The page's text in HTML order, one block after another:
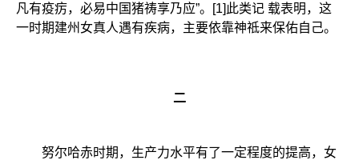
凡有疫疠，必易中国猪祷享乃应”。[1]此类记 载表明，这
一时期建州女真人遇有疾病，主要依靠神祗来保佑自己。
二
努尔哈赤时期，生产力水平有了一定程度的提高，女